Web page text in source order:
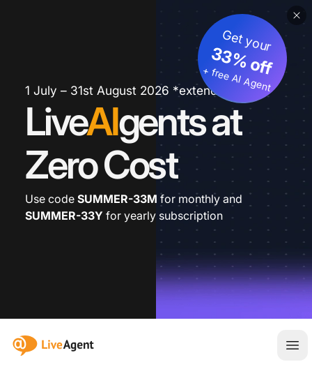
1 July – 31st August 2026 *extended
LiveAIgents at
Zero Cost
Get your
33% off
+ free AI Agent
Use code SUMMER-33M for monthly and
SUMMER-33Y for yearly subscription
:site.title